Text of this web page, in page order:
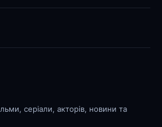
серіали, акторів, новини та